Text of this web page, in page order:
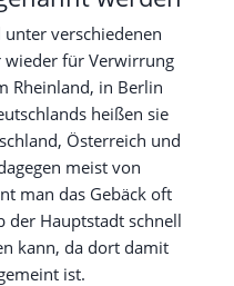
verschiedenen
wieder für Verwirrung
Rheinland, in Berlin
heißen sie
Österreich und
meist von
man das Gebäck oft
der Hauptstadt schnell
kann, da dort damit
ist.